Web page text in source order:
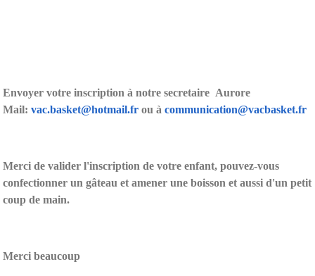
Envoyer votre inscription à notre secretaire Aurore
Mail: vac.basket@hotmail.fr ou à communication@vacbasket.fr
Merci de valider l'inscription de votre enfant, pouvez-vous
confectionner un gâteau et amener une boisson et aussi d'un petit
coup de main.
Merci beaucoup